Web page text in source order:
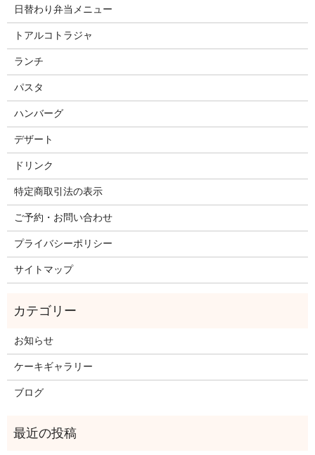
日替わり弁当メニュー
トアルコトラジャ
ランチ
パスタ
ハンバーグ
デザート
ドリンク
特定商取引法の表示
ご予約・お問い合わせ
プライバシーポリシー
サイトマップ
お知らせ
ケーキギャラリー
ブログ